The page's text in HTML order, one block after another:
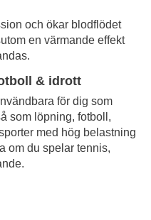
och ökar blodflödet
en värmande effekt
& idrott
för dig som
som löpning, fotboll,
med hög belastning
om du spelar tennis,